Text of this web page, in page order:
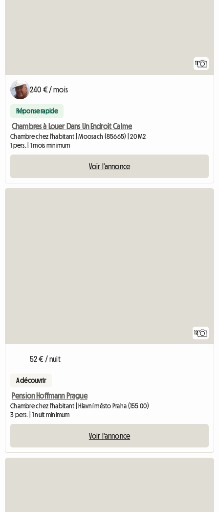
11
240 € / mois
Réponse rapide
Chambres à Louer Dans Un Endroit Calme
Chambre chez l'habitant | Moosach (85665) | 20 M2
1 pers. | 1 mois minimum
Voir l'annonce
12
52 € / nuit
A découvrir
Pension Hoffmann Prague
Chambre chez l'habitant | Hlavní město Praha (155 00)
3 pers. | 1 nuit minimum
Voir l'annonce